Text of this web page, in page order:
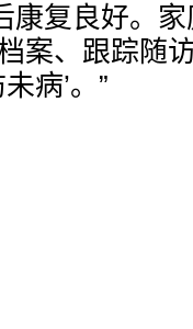
康复良好。
案、跟踪随
‘主动防